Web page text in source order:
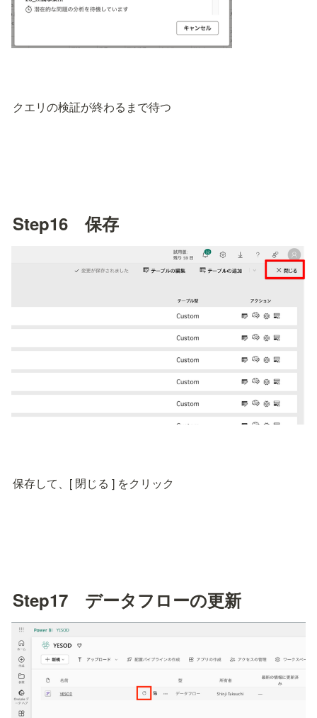
クエリの検証が終わるまで待つ
Step16　保存
保存して、[ 閉じる ] をクリック
Step17　データフローの更新